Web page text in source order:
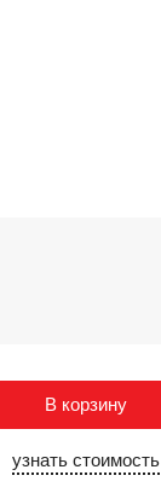
В корзину
узнать стоимость